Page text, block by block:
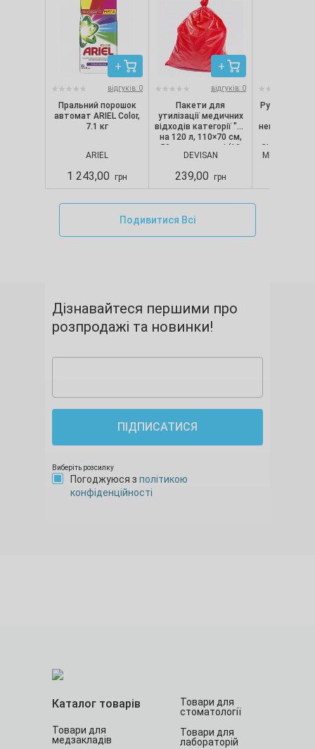
відгуків: 0
Пральний порошок
автомат ARIEL Color,
7.1 кг
ARIEL
1 243,00 грн
відгуків: 0
Пакети для
утилізації медичних
відходів категорії "B"
на 120 л, 110×70 см,
50 мкм, червоні (10
шт./уп.), Devisan
DEVISAN
239,00 грн
Рукавички
непопудрені,
CLASSIC,
MERCATOR
Подивитися Всі
Дізнавайтеся першими про
розпродажі та новинки!
ПІДПИСАТИСЯ
Виберіть розсилку
Погоджуюся з політикою
конфіденційності
Каталог товарів
Товари для
медзакладів
Товари для
стоматології
Товари для
лабораторій